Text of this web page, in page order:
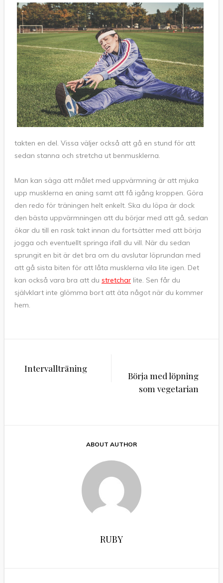
takten en del. Vissa väljer också att gå en stund för att
sedan stanna och stretcha ut benmusklerna.
Man kan säga att målet med uppvärmning är att mjuka
upp musklerna en aning samt att få igång kroppen. Göra
den redo för träningen helt enkelt. Ska du löpa är dock
den bästa uppvärmningen att du börjar med att gå, sedan
ökar du till en rask takt innan du fortsätter med att börja
jogga och eventuellt springa ifall du vill. När du sedan
sprungit en bit är det bra om du avslutar löprundan med
att gå sista biten för att låta musklerna vila lite igen. Det
kan också vara bra att du stretcharlite. Sen får du
självklart inte glömma bort att äta något när du kommer
hem.
Inläggsnavigering
Intervallträning
Börja med löpning
som vegetarian
ABOUT AUTHOR
RUBY